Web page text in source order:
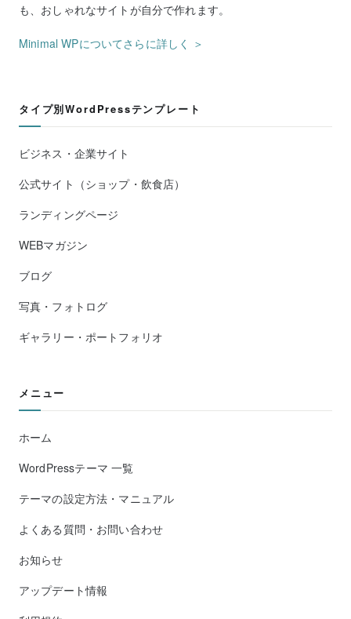
も、おしゃれなサイトが自分で作れます。
Minimal WPについてさらに詳しく ＞
タイプ別WordPressテンプレート
ビジネス・企業サイト
公式サイト（ショップ・飲食店）
ランディングページ
WEBマガジン
ブログ
写真・フォトログ
ギャラリー・ポートフォリオ
メニュー
ホーム
WordPressテーマ 一覧
テーマの設定方法・マニュアル
よくある質問・お問い合わせ
お知らせ
アップデート情報